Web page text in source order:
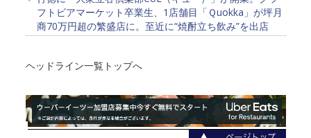
フトビアマーケット卒業生、1店舗目「Ｑuokka」が坪月
商70万円超の繁盛店に。至近に“焼酎立ち飲み”を出店
ヘッドライン一覧トップへ